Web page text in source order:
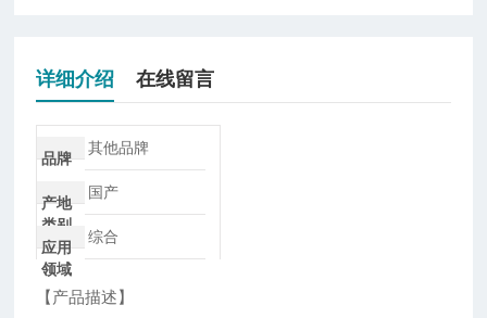
详细介绍 在线留言
品牌
其他品牌
产地
类别
国产
应用
领域
综合
【产品描述】